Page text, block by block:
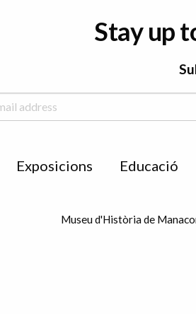
Stay up
Exposicions Educació
Museu d'Història de